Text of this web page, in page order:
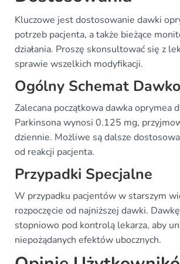
Kluczowe jest dostosowanie dawki
potrzeb pacjenta, a także bieżące
działania. Proszę skonsultować się z
sprawie wszelkich modyfikacji.
Ogólny Schemat
Zalecana początkowa dawka oprymea
Parkinsona wynosi 0.125 mg,
dziennie. Możliwe są dalsze
od reakcji pacjenta.
Przypadki Specjalne
W przypadku pacjentów w starszym
rozpoczęcie od najniższej dawki.
stopniowo pod kontrolą lekarza, aby
niepożądanych efektów ubocznych.